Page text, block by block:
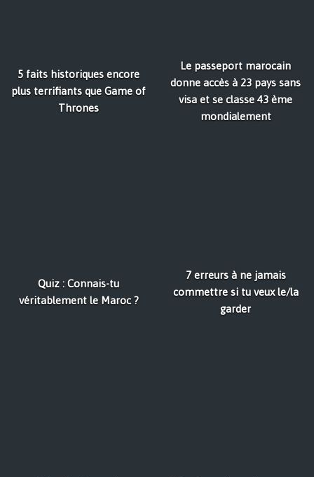
5 faits historiques encore
plus terrifiants que Game of
Thrones
Le passeport marocain
donne accès à 23 pays sans
visa et se classe 43 ème
mondialement
Quiz : Connais-tu
véritablement le Maroc ?
7 erreurs à ne jamais
commettre si tu veux le/la
garder